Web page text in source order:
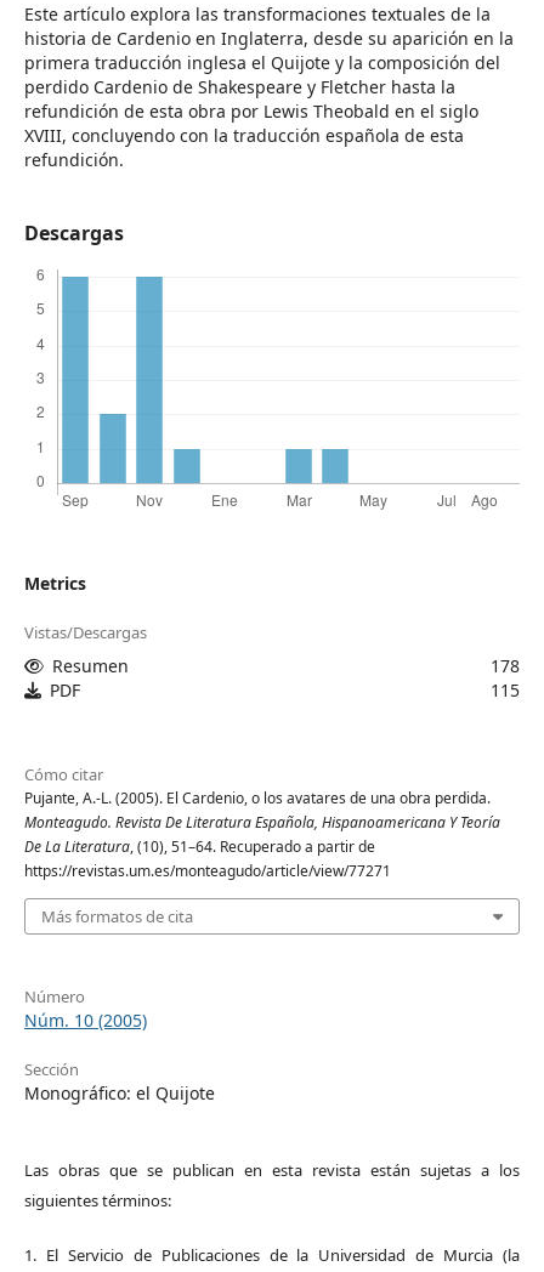
Este artículo explora las transformaciones textuales de la
historia de Cardenio en Inglaterra, desde su aparición en la
primera traducción inglesa el Quijote y la composición del
perdido Cardenio de Shakespeare y Fletcher hasta la
refundición de esta obra por Lewis Theobald en el siglo
XVIII, concluyendo con la traducción española de esta
refundición.
Descargas
Metrics
Vistas/Descargas
Resumen
178
PDF
115
Cómo citar
Pujante, A.-L. (2005). El Cardenio, o los avatares de una obra perdida.
Monteagudo. Revista De Literatura Española, Hispanoamericana Y Teoría
De La Literatura, (10), 51–64. Recuperado a partir de
https://revistas.um.es/monteagudo/article/view/77271
Más formatos de cita
Número
Núm. 10 (2005)
Sección
Monográfico: el Quijote
Las obras que se publican en esta revista están sujetas a los
siguientes términos:
1. El Servicio de Publicaciones de la Universidad de Murcia (la